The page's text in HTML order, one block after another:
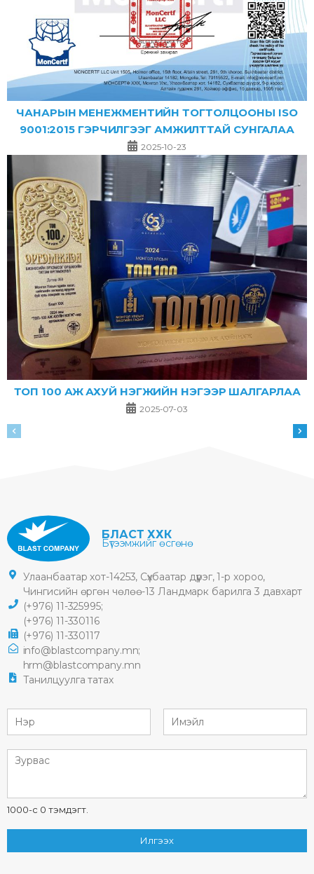
ЧАНАРЫН МЕНЕЖМЕНТИЙН ТОГТОЛЦООНЫ ISO
9001:2015 ГЭРЧИЛГЭЭГ АМЖИЛТТАЙ СУНГАЛАА
2025-10-23
ТОП 100 АЖ АХУЙ НЭГЖИЙН НЭГЭЭР ШАЛГАРЛАА
2025-07-03
БЛАСТ ХХК
Бүтээмжийг өсгөнө
Улаанбаатар хот-14253, Сүхбаатар дүүрэг, 1-р хороо,
Чингисийн өргөн чөлөө-13 Ландмарк барилга 3 давхарт
(+976) 11-325995;
(+976) 11-330116
(+976) 11-330117
info@blastcompany.mn;
hrm@blastcompany.mn
Танилцуулга татах
1000-с 0 тэмдэгт.
Илгээх